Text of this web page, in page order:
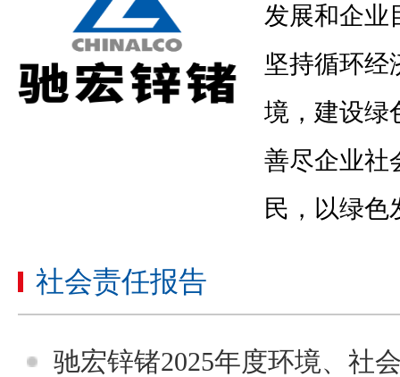
热镀锌合金锭
铅锭
发展和企业
坚持循环经
境，建设绿
善尽企业社
民，以绿色
社会责任报告
驰宏锌锗2025年度环境、社会